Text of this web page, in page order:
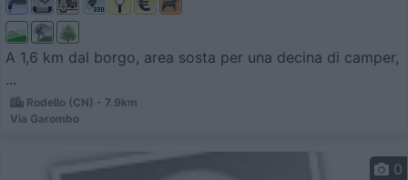
A 1,6 km dal borgo, area sosta per una decina di camper,
...
Rodello (CN) - 7.9km
Via Garombo
0